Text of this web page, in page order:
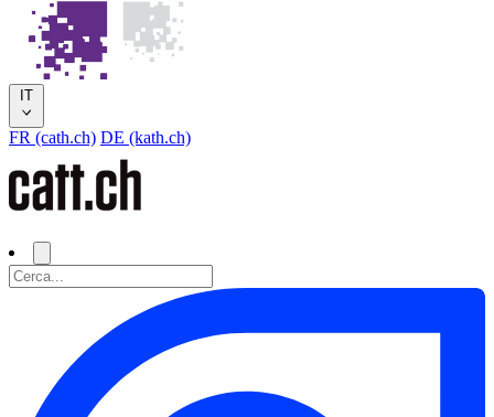
IT
FR (cath.ch) DE (kath.ch)